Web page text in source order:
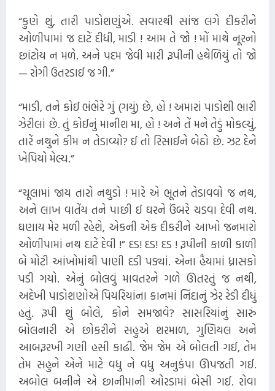
“કુણે શું, તારી પાડોશણુંએ. સવારથી સાંજ લગે દીકરીને
ઓળીપામાં જ દાટેં દીધી, માડી ! આમ તે જો ! મોં માથે નૂરનો
છાંટોય ન મળે. અને પદમ જેવી મારી રૂપીની હથેળિયું તો જો
— રોગી ઉતરડાઈ જ ગી.”
“માડી, તને કોઈ ભંભેરે ગું (ગયું) છે, હો ! અમારાં પાડોશી ભારી
ઝેરીલાં છે. તું કોઈનું માનીશ મા, હો ! અને તેં મને તેડું મોકલ્યું,
તારેં નથુને કીમ ન તેડાવ્યો? ઈ તો રિસાઈને બેઠો છે. ઝટ દેને
ખેપિયો મેલ્ય.”
“ચૂલામાં જાય તારો નથુડો ! મારે એ ભૂતને તેડાવવો જ નથ,
અને લાખ વાતેંય તને પાછી ઈ ઘરને ઉંબરે ચડવા દેવી નથ.
ઘણાય મેર મળી રહેશે, એકની એક દીકરીને આખો જનમારો
ઓળીપામાં નથ દાટેં દેવી !” ​દડ! દડ! દડ ! રૂપીની કાળી કાળી
બે મોટી આંખોમાંથી પાણી દડી પડ્યાં. એના હૈયામાં ધ્રાસકો
પડી ગયો. એનું બોલવું માવતરને ગળે ઊતરતું જ નથી,
અદેખી પાડોશણોએ પિયરિયાંના કાનમાં નિંદાનું ઝેર રેડી દીધું
હતું. રૂપી શું બોલે, કોને સમજાવે? સાસરિયાંનું સારું
બોલનારી એ છોકરીને સહુએ શરમાળ, ગુણિયલ અને
આબરૂરખી ગણી હસી કાઢી. જેમ જેમ એ બોલતી ગઈ, તેમ
તેમ સહુને એને માટે વધુ ને વધુ અનુકંપા ઊપજતી ગઈ.
અબોલ બનીને એ છાનીમાની ઓરડામાં બેસી ગઈ. રોવા